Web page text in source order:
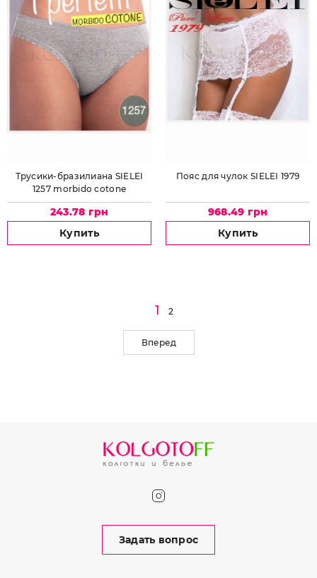
Трусики-бразилиана SIELEI
1257 morbido cotone
243.78 грн
Купить
Пояс для чулок SIELEI 1979
968.49 грн
Купить
1 2
Вперед
Задать вопрос